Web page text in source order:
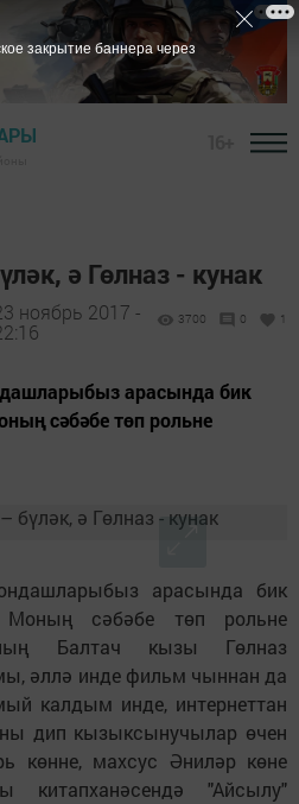
ә Гөлназ - кунак
ноябрь 2017 -
3700 0 1
арасында бик
сәбәбе төп рольне
арасында бик
Моның сәбәбе төп рольне
Балтач кызы Гөлназ
әллә инде фильм чыннан да
калдым инде, интернеттан
дип кызыксынучылар өчен
көнне, махсус Әниләр көне
китапханәсендә "Айсылу"
закрытие баннера через